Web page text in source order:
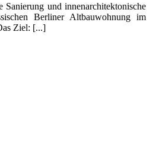
Sanierung und innenarchitektonische
Berliner Altbauwohnung im
Ziel: [...]